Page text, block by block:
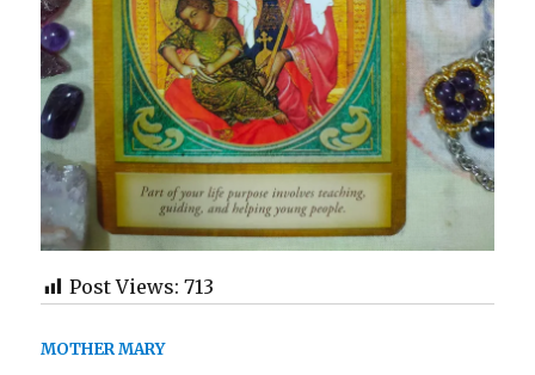
Post Views: 713
MOTHER MARY